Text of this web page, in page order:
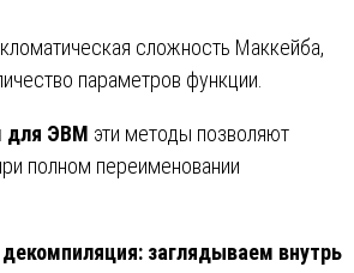
сложность Маккейба,
параметров функции.
для ЭВМ эти методы позволяют
полном переименовании
заглядываем внутрь